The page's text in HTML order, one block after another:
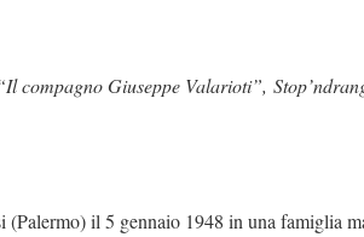
compagno Giuseppe Valarioti”,
(Palermo) il 5 gennaio 1948 in una famiglia